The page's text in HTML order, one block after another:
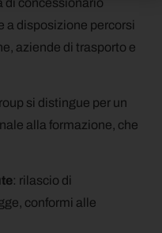
a disposizione percorsi
aziende di trasporto e
si distingue per un
alla formazione, che
: rilascio di
conformi alle